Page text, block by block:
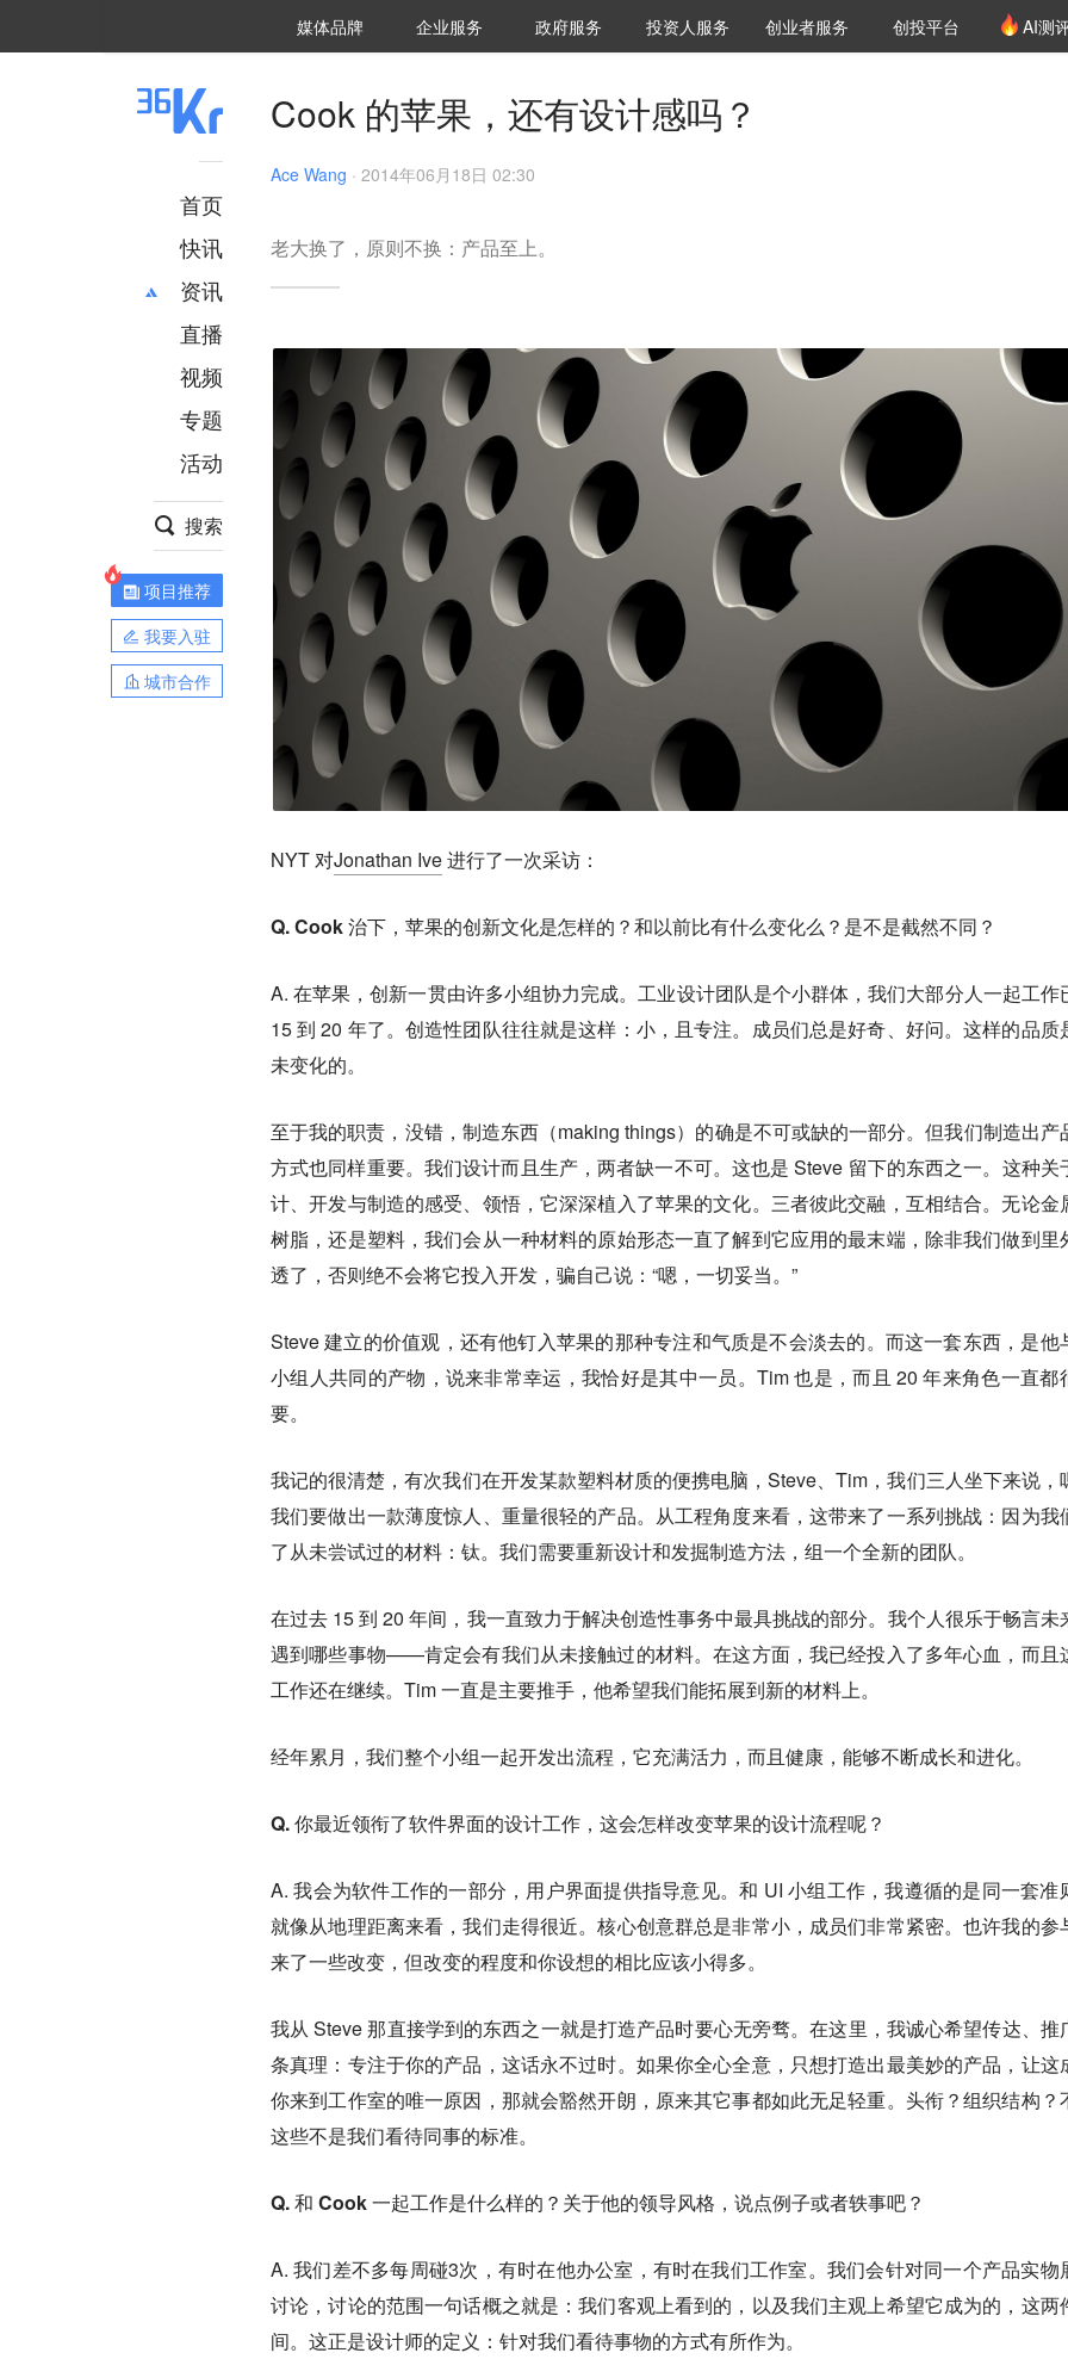
媒体品牌 36Kr研究院
企业服务 城市之窗
政府服务 VClub投资机构库
投资机构职位推介
投资人服务 创投氪堂
创业者服务 创投平台 AI测
首页
快讯
资讯
推荐
财经
项目推荐
安徽
直播
视频
专题
活动
搜索
项目推荐
我要入驻
城市合作
Cook 的苹果，还有设计感吗？
Ace Wang · 2014年06月18日 02:30
老大换了，原则不换：产品至上。
NYT 对Jonathan Ive进行了一次采访：
Q. Cook 治下，苹果的创新文化是怎样的？和以前比有什么变化么？是不是截然不同？
A. 在苹果，创新一贯由许多小组协力完成。工业设计团队是个小群体，我们大部分人一起工作
15 到 20 年了。创造性团队往往就是这样：小，且专注。成员们总是好奇、好问。这样的品质
未变化的。
至于我的职责，没错，制造东西（making things）的确是不可或缺的一部分。但我们制造出产
方式也同样重要。我们设计而且生产，两者缺一不可。这也是 Steve 留下的东西之一。这种关
计、开发与制造的感受、领悟，它深深植入了苹果的文化。三者彼此交融，互相结合。无论金
树脂，还是塑料，我们会从一种材料的原始形态一直了解到它应用的最末端，除非我们做到里
透了，否则绝不会将它投入开发，骗自己说：“嗯，一切妥当。”
Steve 建立的价值观，还有他钉入苹果的那种专注和气质是不会淡去的。而这一套东西，是他
小组人共同的产物，说来非常幸运，我恰好是其中一员。Tim 也是，而且 20 年来角色一直都
要。
我记的很清楚，有次我们在开发某款塑料材质的便携电脑，Steve、Tim，我们三人坐下来说，
我们要做出一款薄度惊人、重量很轻的产品。从工程角度来看，这带来了一系列挑战：因为我
了从未尝试过的材料：钛。我们需要重新设计和发掘制造方法，组一个全新的团队。
在过去 15 到 20 年间，我一直致力于解决创造性事务中最具挑战的部分。我个人很乐于畅言未
遇到哪些事物——肯定会有我们从未接触过的材料。在这方面，我已经投入了多年心血，而且
工作还在继续。Tim 一直是主要推手，他希望我们能拓展到新的材料上。
经年累月，我们整个小组一起开发出流程，它充满活力，而且健康，能够不断成长和进化。
Q. 你最近领衔了软件界面的设计工作，这会怎样改变苹果的设计流程呢？
A. 我会为软件工作的一部分，用户界面提供指导意见。和 UI 小组工作，我遵循的是同一套准
就像从地理距离来看，我们走得很近。核心创意群总是非常小，成员们非常紧密。也许我的参
来了一些改变，但改变的程度和你设想的相比应该小得多。
我从 Steve 那直接学到的东西之一就是打造产品时要心无旁骛。在这里，我诚心希望传达、推
条真理：专注于你的产品，这话永不过时。如果你全心全意，只想打造出最美妙的产品，让这
你来到工作室的唯一原因，那就会豁然开朗，原来其它事都如此无足轻重。头衔？组织结构？
这些不是我们看待同事的标准。
Q. 和 Cook 一起工作是什么样的？关于他的领导风格，说点例子或者轶事吧？
A. 我们差不多每周碰3次，有时在他办公室，有时在我们工作室。我们会针对同一个产品实物
讨论，讨论的范围一句话概之就是：我们客观上看到的，以及我们主观上希望它成为的，这两
间。这正是设计师的定义：针对我们看待事物的方式有所作为。